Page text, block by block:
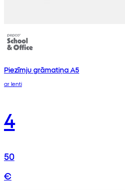
Piezīmju grāmatiņa A5
ar lenti
4
50
€